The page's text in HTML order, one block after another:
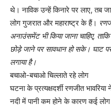
थे। नाविक उन्हें किनारे पर लाए, तब
लोग गुजरात और महाराष्ट्र के हैं।
अनाउंसमेंट भी किया जाना चाहिए,
छोड़े जाने पर सावधान हो सके। घाट
लगाया है।
बचाओ-बचाओ चिल्लाते रहे लोग
घटना के प्रत्यक्षदर्शी रणजीत
नदी में पानी कम होने के कारण कई